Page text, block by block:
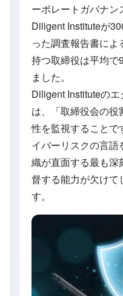
ーポレートガバナン
Diligent Instituteが
った調査報告書に
持つ取締役は平均で
ました。
Diligent Instituteの
は、「取締役会の
性を監視することで
イバーリスクの言語
織が直面する最も深
督する能力が欠けて
す。